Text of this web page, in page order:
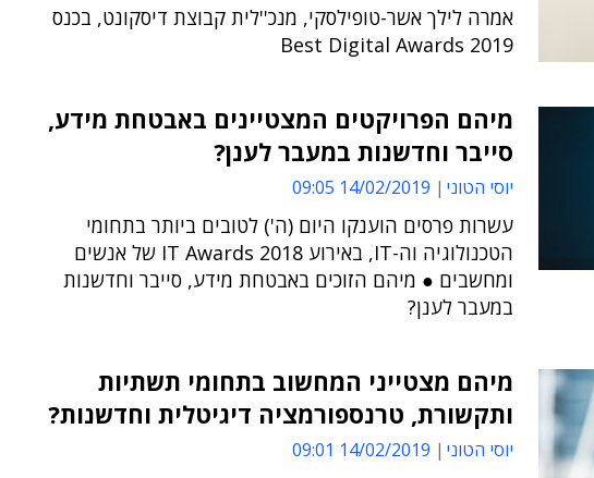
אמרה לילך אשר-טופילסקי, מנכ''לית קבוצת דיסקונט, בכנס
Best Digital Awards 2019
מיהם הפרויקטים המצטיינים באבטחת מידע,
סייבר וחדשנות במעבר לענן?
יוסי הטוני 14/02/2019 09:05
עשרות פרסים הוענקו היום (ה') לטובים ביותר בתחומי
הטכנולוגיה וה-IT, באירוע IT Awards 2018 של אנשים
ומחשבים ● מיהם הזוכים באבטחת מידע, סייבר וחדשנות
במעבר לענן?
מיהם מצטייני המחשוב בתחומי תשתיות
ותקשורת, טרנספורמציה דיגיטלית וחדשנות?
יוסי הטוני 14/02/2019 09:01